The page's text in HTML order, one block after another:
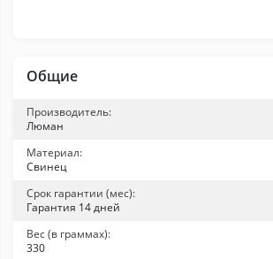
Общие
Производитель:
Люман
Материал:
Свинец
Срок гарантии (мес):
Гарантия 14 дней
Вес (в граммах):
330